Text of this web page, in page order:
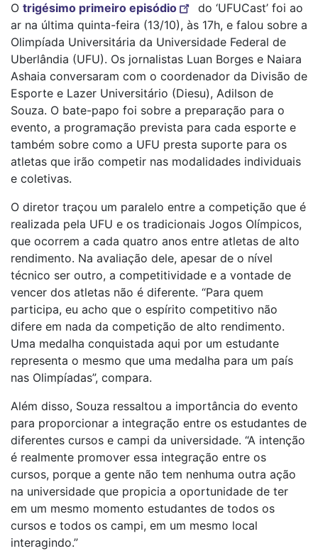
O trigésimo primeiro episódio
do ‘UFUCast’ foi ao
ar na última quinta-feira (13/10), às 17h, e falou sobre a
Olimpíada Universitária da Universidade Federal de
Uberlândia (UFU). Os jornalistas Luan Borges e Naiara
Ashaia conversaram com o coordenador da Divisão de
Esporte e Lazer Universitário (Diesu), Adilson de
Souza. O bate-papo foi sobre a preparação para o
evento, a programação prevista para cada esporte e
também sobre como a UFU presta suporte para os
atletas que irão competir nas modalidades individuais
e coletivas.
O diretor traçou um paralelo entre a competição que é
realizada pela UFU e os tradicionais Jogos Olímpicos,
que ocorrem a cada quatro anos entre atletas de alto
rendimento. Na avaliação dele, apesar de o nível
técnico ser outro, a competitividade e a vontade de
vencer dos atletas não é diferente. “Para quem
participa, eu acho que o espírito competitivo não
difere em nada da competição de alto rendimento.
Uma medalha conquistada aqui por um estudante
representa o mesmo que uma medalha para um país
nas Olimpíadas”, compara.
Além disso, Souza ressaltou a importância do evento
para proporcionar a integração entre os estudantes de
diferentes cursos e campi da universidade. “A intenção
é realmente promover essa integração entre os
cursos, porque a gente não tem nenhuma outra ação
na universidade que propicia a oportunidade de ter
em um mesmo momento estudantes de todos os
cursos e todos os campi, em um mesmo local
interagindo.”